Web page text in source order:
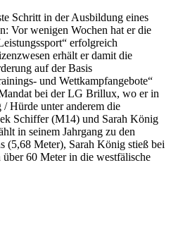
Schritt in der Ausbildung eines
Vor wenigen Wochen hat er die
erfolgreich
erhält er damit die
auf der Basis
und Wettkampfangebote“
bei der LG Brillux, wo er in
Hürde unter anderem die
Schiffer (M14) und Sarah König
in seinem Jahrgang zu den
(5,68 Meter), Sarah König stieß bei
60 Meter in die westfälische